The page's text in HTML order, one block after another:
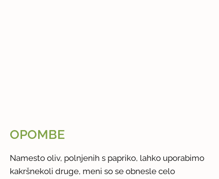
OPOMBE
Namesto oliv, polnjenih s papriko, lahko uporabimo
kakršnekoli druge, meni so se obnesle celo